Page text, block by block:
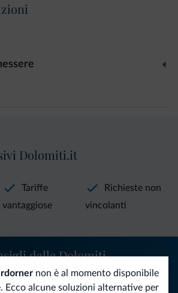
sorge solamente a 50 metri dai
della Roggia di Lagundo.
non è al momento disponibile
Ecco alcune soluzioni alternative per
Dolomiti.it
Tariffe
vantaggiose
Richieste non
vincolanti
dalle Dolomiti
offerte esclusive e news per la tua